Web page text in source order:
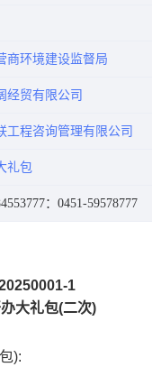
商环境建设监督局
经贸有限公司
工程咨询管理有限公司
礼包
：0451-59578777
1
大礼包(二次)
):